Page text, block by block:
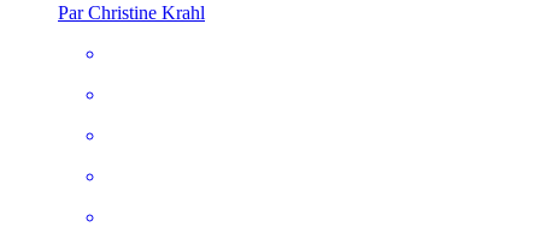
Par Christine Krahl